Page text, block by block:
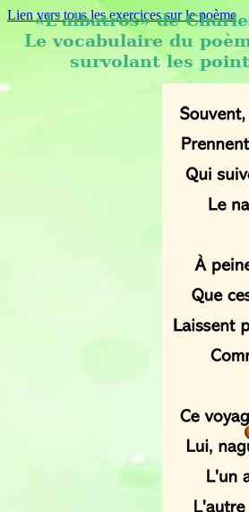
Lien vers tous les exercices sur le poème
«L'albatros» de
Le vocabulaire du
survolant les